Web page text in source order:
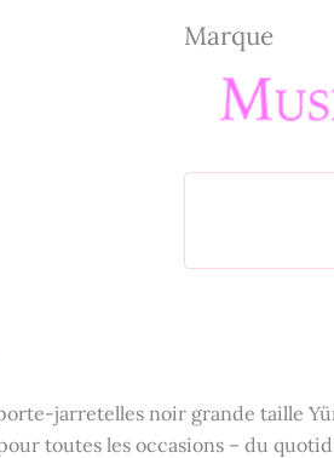
Marque
jarretelles noir grande taille
toutes les occasions – du